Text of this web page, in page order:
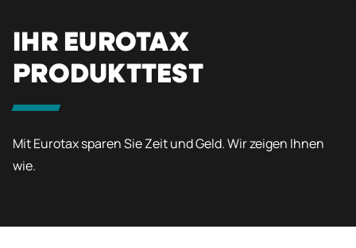
IHR EUROTAX
PRODUKTTEST
Mit Eurotax sparen Sie Zeit und Geld. Wir zeigen Ihnen
wie.